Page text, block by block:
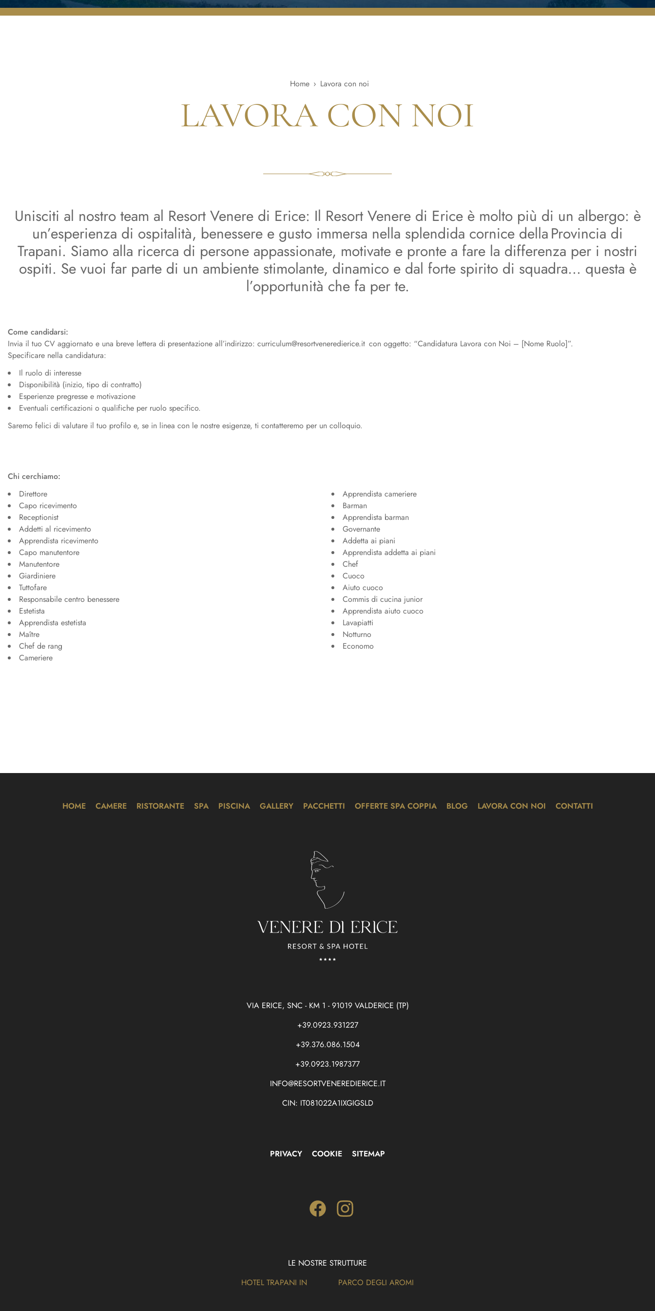
Home › Lavora con noi
LAVORA CON NOI
Unisciti al nostro team al Resort Venere di Erice: Il Resort Venere di Erice è molto più di un albergo: è
un’esperienza di ospitalità, benessere e gusto immersa nella splendida cornice della Provincia di
Trapani. Siamo alla ricerca di persone appassionate, motivate e pronte a fare la differenza per i nostri
ospiti. Se vuoi far parte di un ambiente stimolante, dinamico e dal forte spirito di squadra… questa è
l’opportunità che fa per te.
Come candidarsi:
Invia il tuo CV aggiornato e una breve lettera di presentazione all’indirizzo: curriculum@resortveneredierice.it con oggetto: “Candidatura Lavora con Noi – [Nome Ruolo]”.
Specificare nella candidatura:
Il ruolo di interesse
Disponibilità (inizio, tipo di contratto)
Esperienze pregresse e motivazione
Eventuali certificazioni o qualifiche per ruolo specifico.
Saremo felici di valutare il tuo profilo e, se in linea con le nostre esigenze, ti contatteremo per un colloquio.
Chi cerchiamo:
Direttore
Capo ricevimento
Receptionist
Addetti al ricevimento
Apprendista ricevimento
Capo manutentore
Manutentore
Giardiniere
Tuttofare
Responsabile centro benessere
Estetista
Apprendista estetista
Maître
Chef de rang
Cameriere
Apprendista cameriere
Barman
Apprendista barman
Governante
Addetta ai piani
Apprendista addetta ai piani
Chef
Cuoco
Aiuto cuoco
Commis di cucina junior
Apprendista aiuto cuoco
Lavapiatti
Notturno
Economo
HOME CAMERE RISTORANTE SPA PISCINA GALLERY PACCHETTI OFFERTE SPA COPPIA BLOG LAVORA CON NOI CONTATTI
VIA ERICE, SNC - KM 1 - 91019 VALDERICE (TP)
+39.0923.931227
+39.376.086.1504
+39.0923.1987377
INFO@RESORTVENEREDIERICE.IT
CIN: IT081022A1IXGIGSLD
PRIVACY COOKIE SITEMAP
Facebook
LE NOSTRE STRUTTURE
HOTEL TRAPANI IN
PARCO DEGLI AROMI